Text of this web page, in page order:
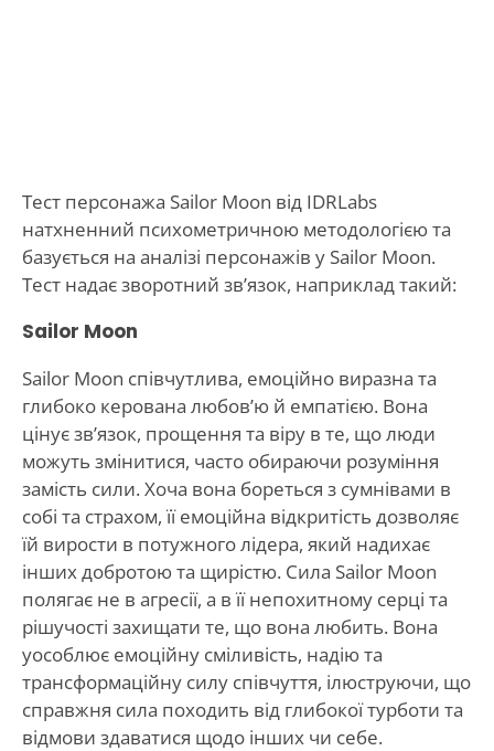
Тест персонажа Sailor Moon від IDRLabs
натхненний психометричною методологією та
базується на аналізі персонажів у Sailor Moon.
Тест надає зворотний зв’язок, наприклад такий:
Sailor Moon
Sailor Moon співчутлива, емоційно виразна та
глибоко керована любов’ю й емпатією. Вона
цінує зв’язок, прощення та віру в те, що люди
можуть змінитися, часто обираючи розуміння
замість сили. Хоча вона бореться з сумнівами в
собі та страхом, її емоційна відкритість дозволяє
їй вирости в потужного лідера, який надихає
інших добротою та щирістю. Сила Sailor Moon
полягає не в агресії, а в її непохитному серці та
рішучості захищати те, що вона любить. Вона
уособлює емоційну сміливість, надію та
трансформаційну силу співчуття, ілюструючи, що
справжня сила походить від глибокої турботи та
відмови здаватися щодо інших чи себе.